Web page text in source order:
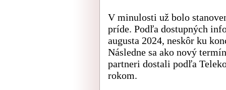
V minulosti už bolo
príde. Podľa dostupných
augusta 2024, neskôr ku
Následne sa ako nový
partneri dostali podľa
rokom.